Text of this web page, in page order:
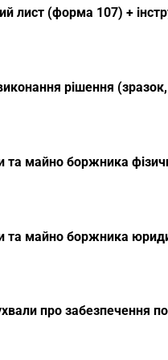
лист (форма 107) +
рішення
майно боржника
та майно боржника
про забезпечення